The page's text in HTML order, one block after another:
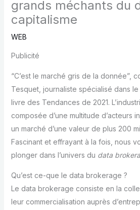
grands méchants du
capitalisme
WEB
Publicité
“C’est le marché gris de la donnée”,
Tesquet, journaliste spécialisé dans
livre des Tendances de 2021.
composée d’une multitude d’acteurs
un marché d’une valeur de plus 200
Fascinant et effrayant à la fois, nous
plonger dans l’univers du data
Qu’est ce-que le data brokerage ?
Le data brokerage consiste en la
leur commercialisation auprès